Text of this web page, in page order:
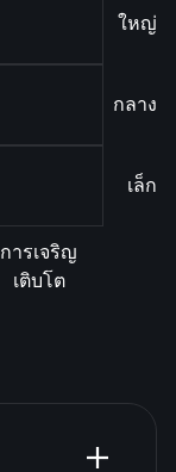
ใหญ่
กลาง
เล็ก
การเจริญ
เติบโต